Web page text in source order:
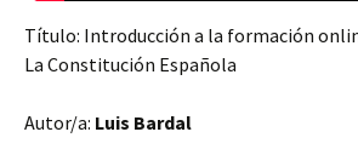
Título: Introducción a la formación
La Constitución Española
Autor/a: Luis Bardal